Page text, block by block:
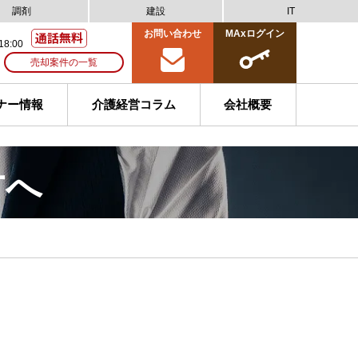
調剤 建設 IT
売却案件の一覧
お問い合わせ MAxログイン
ー情報 介護経営コラム 会社概要